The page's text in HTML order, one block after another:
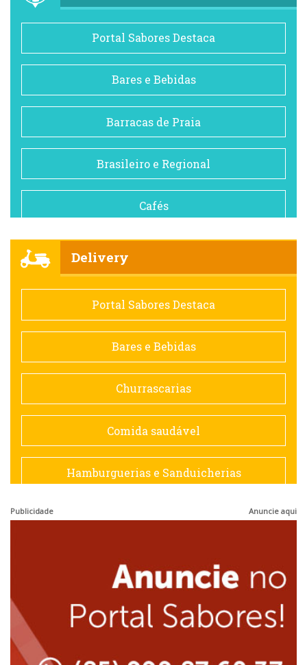
Portal Sabores Destaca
Bares e Bebidas
Barracas de Praia
Brasileiro e Regional
Cafés
Comida saudável
Contemporânea
Doceria
Espanhola
Francesa
Japonesa e Oriental
Lanchonetes
Delivery
Portal Sabores Destaca
Bares e Bebidas
Churrascarias
Comida saudável
Hamburguerias e Sanduicherias
Publicidade Anuncie aqui